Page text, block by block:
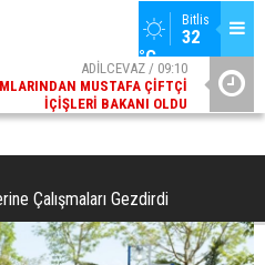
Bitlis
32
°C
ADİLCEVAZ / 09:10
MUSTAFA ÇIFTÇI
İÇIŞLERI BAKANI OLDU
Çalışmaları Gezdirdi